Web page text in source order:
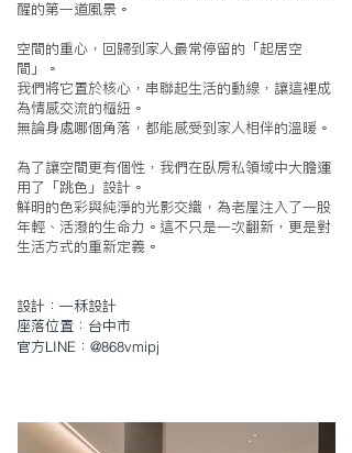
醒的第一道風景。
空間的重心，回歸到家人最常停留的「起居空
間」。
我們將它置於核心，串聯起生活的動線，讓這裡成
為情感交流的樞紐。
無論身處哪個角落，都能感受到家人相伴的溫暖。
為了讓空間更有個性，我們在臥房私領域中大膽運
用了「跳色」設計。
鮮明的色彩與純淨的光影交織，為老屋注入了一股
年輕、活潑的生命力。這不只是一次翻新，更是對
生活方式的重新定義。
設計： 一秝設計
座落位置：台中市
官方LINE ： @868vmipj